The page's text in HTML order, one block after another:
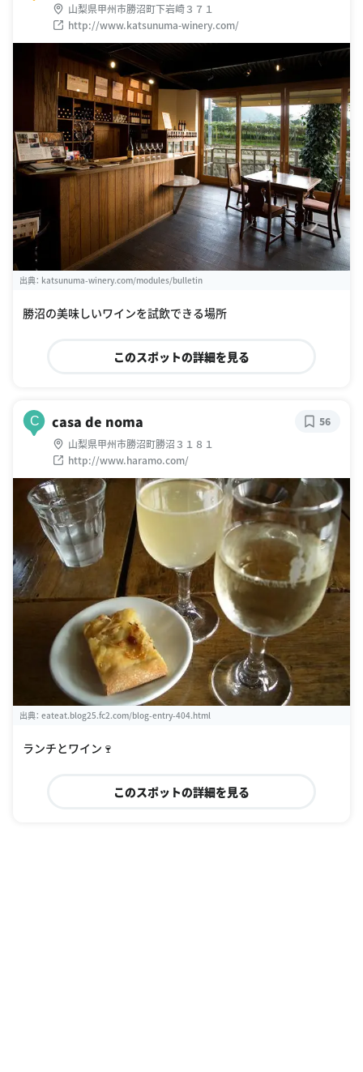
山梨県甲州市勝沼町下岩崎３７１
http://www.katsunuma-winery.com/
出典： katsunuma-winery.com/modules/bulletin
勝沼の美味しいワインを試飲できる場所
このスポットの詳細を見る
C casa de noma
山梨県甲州市勝沼町勝沼３１８１
http://www.haramo.com/
56
出典： eateat.blog25.fc2.com/blog-entry-404.html
ランチとワイン🍷
このスポットの詳細を見る